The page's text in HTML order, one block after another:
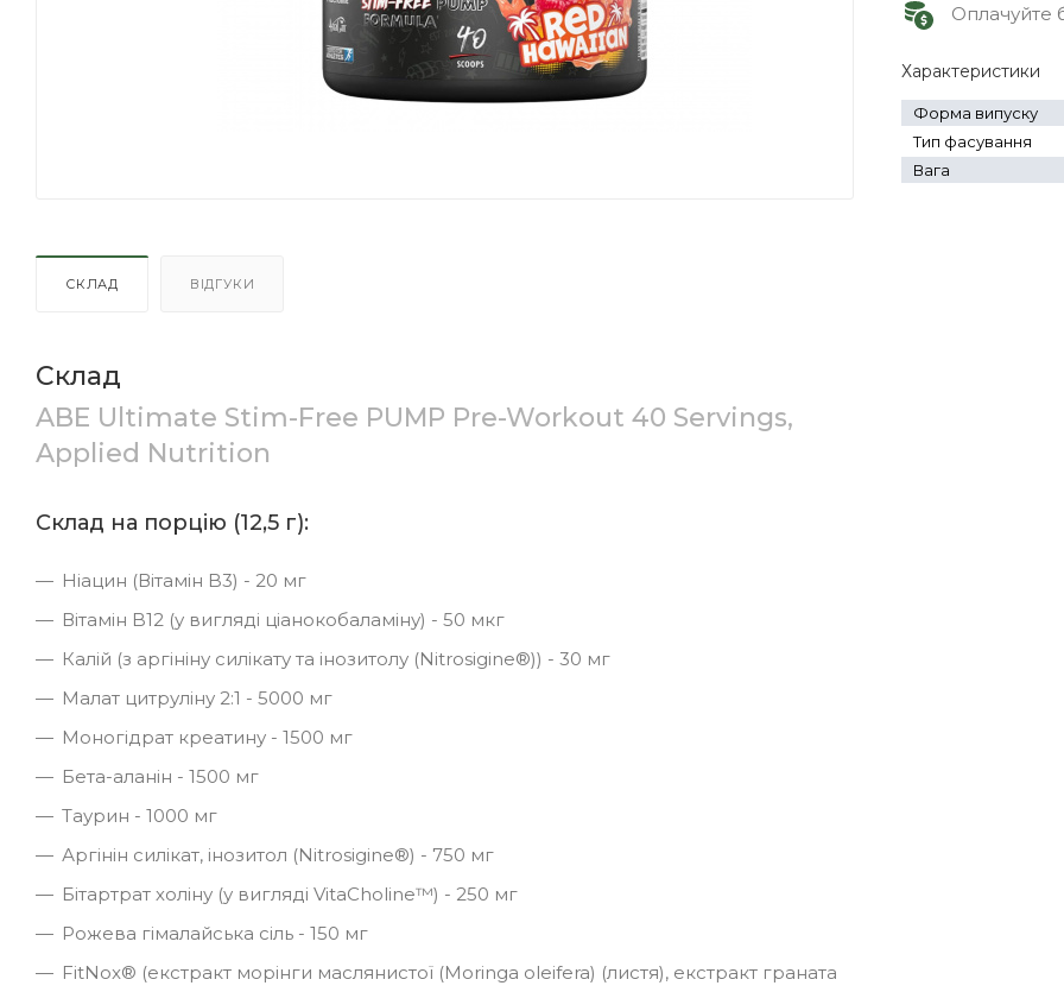
СКЛАД ВІДГУКИ
Склад
ABE Ultimate Stim-Free PUMP Pre-Workout 40 Servings,
Applied Nutrition
Склад на порцію (12,5 г):
Ніацин (Вітамін B3) - 20 мг
Вітамін B12 (у вигляді ціанокобаламіну) - 50 мкг
Калій (з аргініну силікату та інозитолу (Nitrosigine®)) - 30 мг
Малат цитруліну 2:1 - 5000 мг
Моногідрат креатину - 1500 мг
Бета-аланін - 1500 мг
Таурин - 1000 мг
Аргінін силікат, інозитол (Nitrosigine®) - 750 мг
Бітартрат холіну (у вигляді VitaCholine™) - 250 мг
Рожева гімалайська сіль - 150 мг
FitNox® (екстракт морінги маслянистої (Moringa oleifera) (листя), екстракт граната
Оплачуйте
Характеристики
Форма випуску
Тип фасування
Вага